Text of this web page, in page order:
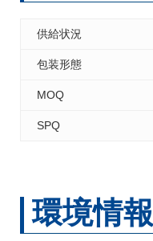
供給状況
包装形態
MOQ
SPQ
環境情報